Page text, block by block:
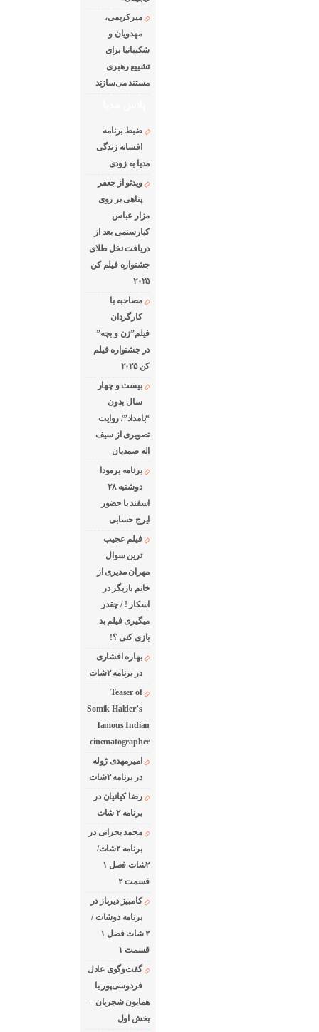
میرکریمی،
مهدویان و
شکیبانیا برای
تشییع رهبری
مستند می‌سازند
ضبط برنامه
افسانه زندگی
مدیا به زودی
ویدئو از جعفر
پناهی بر روی
مزار عباس
کیارستمی بعد از
دریافت نخل طلای
جشنواره فیلم کن
۲۰۲۵
مصاحبه با
کارگردان
فیلم”زن و بچه”
در جشنواره فیلم
کن ۲۰۲۵
بیست و چهار
سال بدون
“بامداد”/ روایت
تصویری از سیف
اله صمدیان
برنامه برمودا
دوشنبه ۲۸
اسفند با حضور
ایرج حسابی
فیلم عجیب
ترین سوال
مهران مدیری از
خانم بازیگر در
اسکار ! / چقدر
میگیری فیلم بد
بازی کنی ؟!
بهاره افشاری
در برنامه ۲شات
Teaser of
Somik Halder’s
famous Indian
cinematographer
امیرمهدی ژوله
در برنامه ۲شات
رضا کیانیان در
برنامه ۲ شات
محمد بحرانی در
برنامه ۲شات/
۲شات فصل ۱
قسمت ۲
کامبیز دیرباز در
برنامه دوشات /
۲ شات فصل ۱
قسمت ۱
گفت‌وگوی عادل
فردوسی‌پور با
همایون شجریان –
بخش اول